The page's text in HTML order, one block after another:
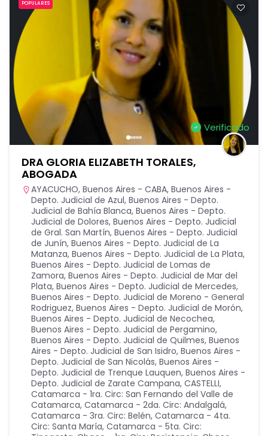
POPULARES
Verificado
DRA GLORIA ELIZABETH TORALES,
ABOGADA
AYACUCHO, Buenos Aires - CABA, Buenos Aires -
Depto. Judicial de Azul, Buenos Aires - Depto.
Judicial de Bahía Blanca, Buenos Aires - Depto.
Judicial de Dolores, Buenos Aires - Depto. Judicial
de Gral. San Martín, Buenos Aires - Depto. Judicial
de Junín, Buenos Aires - Depto. Judicial de La
Matanza, Buenos Aires - Depto. Judicial de La Plata,
Buenos Aires - Depto. Judicial de Lomas de
Zamora, Buenos Aires - Depto. Judicial de Mar del
Plata, Buenos Aires - Depto. Judicial de Mercedes,
Buenos Aires - Depto. Judicial de Moreno - General
Rodriguez, Buenos Aires - Depto. Judicial de Morón,
Buenos Aires - Depto. Judicial de Necochea,
Buenos Aires - Depto. Judicial de Pergamino,
Buenos Aires - Depto. Judicial de Quilmes, Buenos
Aires - Depto. Judicial de San Isidro, Buenos Aires -
Depto. Judicial de San Nicolás, Buenos Aires -
Depto. Judicial de Trenque Lauquen, Buenos Aires -
Depto. Judicial de Zarate Campana, CASTELLI,
Catamarca - 1ra. Circ: San Fernando del Valle de
Catamarca, Catamarca - 2da. Circ: Andalgalá,
Catamarca - 3ra. Circ: Belén, Catamarca - 4ta.
Circ: Santa María, Catamarca - 5ta. Circ: